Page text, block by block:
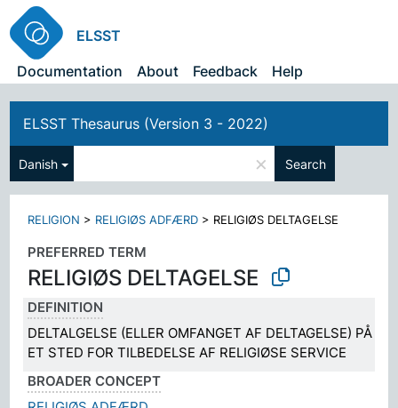
ELSST
Documentation
About Feedback Help
ELSST Thesaurus (Version 3 - 2022)
Danish × Search
RELIGION > RELIGIØS ADFÆRD > RELIGIØS DELTAGELSE
PREFERRED TERM
RELIGIØS DELTAGELSE
DEFINITION
DELTALGELSE (ELLER OMFANGET AF DELTAGELSE) PÅ
ET STED FOR TILBEDELSE AF RELIGIØSE SERVICE
BROADER CONCEPT